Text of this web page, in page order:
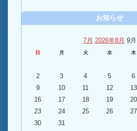
お知らせ
7月 2026年8月 9月
日 月 火 水 木
2
3 4 5 6
9
10 11 12 13
16
17 18 19 20
23
24 25 26 27
30
31